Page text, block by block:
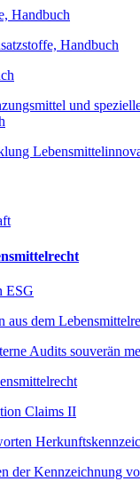
Handbuch
Handbuch
und
ESG
aus dem
Audits souverän
Claims II
der Kennzeichnung